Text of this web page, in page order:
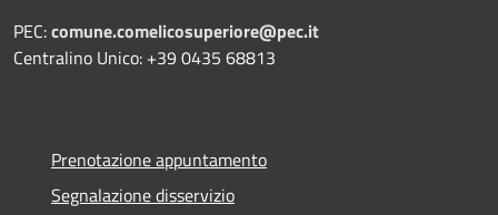
PEC:comune.comelicosuperiore@pec.it
Centralino Unico: +39 0435 68813
Prenotazione appuntamento
Segnalazione disservizio